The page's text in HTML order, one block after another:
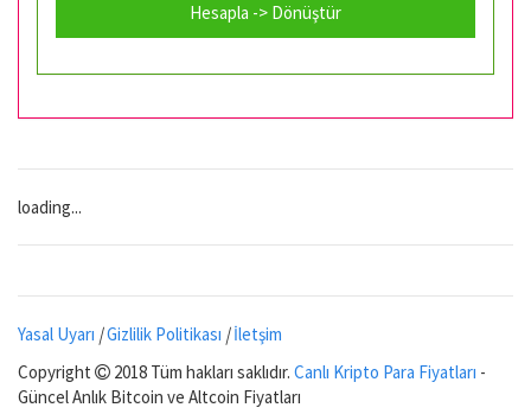
Hesapla -> Dönüştür
loading...
Yasal Uyarı |Gizlilik Politikası |İletşim
Copyright
2018 Tüm hakları saklıdır. Canlı Kripto Para Fiyatları -
Güncel Anlık Bitcoin ve Altcoin Fiyatları